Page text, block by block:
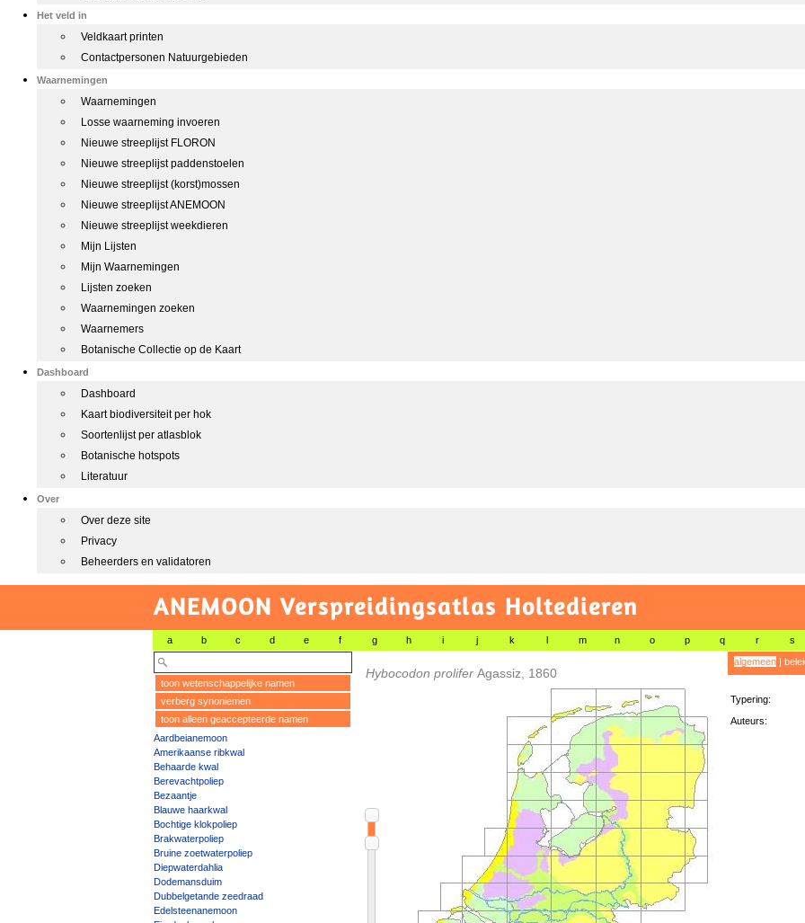
Het veld in
Veldkaart printen
Contactpersonen Natuurgebieden
Waarnemingen
Waarnemingen
Losse waarneming invoeren
Nieuwe streeplijst FLORON
Nieuwe streeplijst paddenstoelen
Nieuwe streeplijst (korst)mossen
Nieuwe streeplijst ANEMOON
Nieuwe streeplijst weekdieren
Mijn Lijsten
Mijn Waarnemingen
Lijsten zoeken
Waarnemingen zoeken
Waarnemers
Botanische Collectie op de Kaart
Dashboard
Dashboard
Kaart biodiversiteit per hok
Soortenlijst per atlasblok
Botanische hotspots
Literatuur
Over
Over deze site
Privacy
Beheerders en validatoren
ANEMOON Verspreidingsatlas Holtedieren
a b c d e f g h i j k l m n o p q r s
toon wetenschappelijke namen
verberg synoniemen
toon alleen geaccepteerde namen
Aardbeianemoon
Amerikaanse ribkwal
Behaarde kwal
Berevachtpoliep
Bezaantje
Blauwe haarkwal
Bochtige klokpoliep
Brakwaterpoliep
Bruine zoetwaterpoliep
Diepwaterdahlia
Dodemansduim
Dubbelgetande zeedraad
Edelsteenanemoon
Hybocodon prolifer Agassiz, 1860
algemeen|
Typering:
Auteurs: